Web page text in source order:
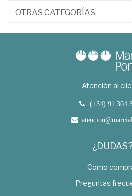
OTRAS CATEGORÍAS
Atención al
(+34) 91 304
Como
Preguntas